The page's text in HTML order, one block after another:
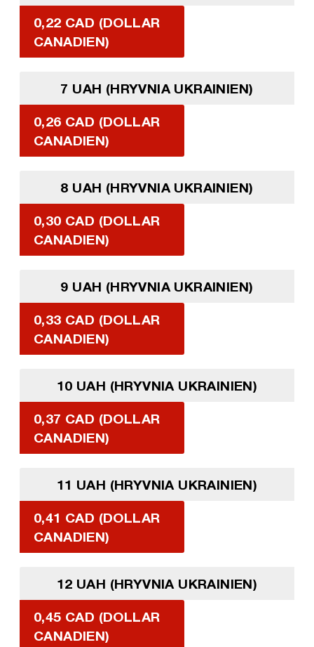
0,22 CAD (DOLLAR
CANADIEN)
7 UAH (HRYVNIA UKRAINIEN)
0,26 CAD (DOLLAR
CANADIEN)
8 UAH (HRYVNIA UKRAINIEN)
0,30 CAD (DOLLAR
CANADIEN)
9 UAH (HRYVNIA UKRAINIEN)
0,33 CAD (DOLLAR
CANADIEN)
10 UAH (HRYVNIA UKRAINIEN)
0,37 CAD (DOLLAR
CANADIEN)
11 UAH (HRYVNIA UKRAINIEN)
0,41 CAD (DOLLAR
CANADIEN)
12 UAH (HRYVNIA UKRAINIEN)
0,45 CAD (DOLLAR
CANADIEN)